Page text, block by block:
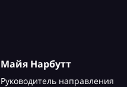
Майя Нарбутт
Руководитель направления